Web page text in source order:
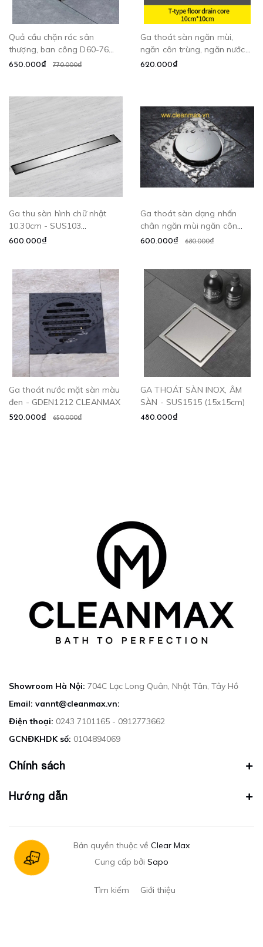
Quả cầu chặn rác sân
thượng, ban công D60-76
CLEANMAX
650.000₫ 770.000₫
Ga thoát sàn ngăn mùi,
ngăn côn trùng, ngăn nước
trào ngược - DL8599
620.000₫
Ga thu sàn hình chữ nhật
10.30cm - SUS103
CLEANMAX
600.000₫
Ga thoát sàn dạng nhấn
chân ngăn mùi ngăn côn
trùng - GDN10 CLEANMAX
600.000₫ 680.000₫
Ga thoát nước mặt sàn màu
đen - GDEN1212 CLEANMAX
520.000₫ 650.000₫
GA THOÁT SÀN INOX, ÂM
SÀN - SUS1515 (15x15cm)
480.000₫
Showroom Hà Nội: 704C Lạc Long Quân, Nhật Tân, Tây Hồ
Email: vannt@cleanmax.vn:
Điện thoại: 0243 7101165 - 0912773662
GCNĐKHDK số: 0104894069
Chính sách
Hướng dẫn
Bản quyền thuộc về Clear Max
Cung cấp bởi Sapo
Tìm kiếm Giới thiệu